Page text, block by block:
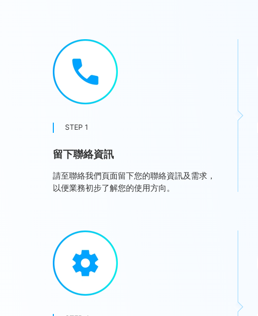
STEP 1
留下聯絡資訊
請至聯絡我們頁面留下您的聯絡資訊及需求，
以便業務初步了解您的使用方向。